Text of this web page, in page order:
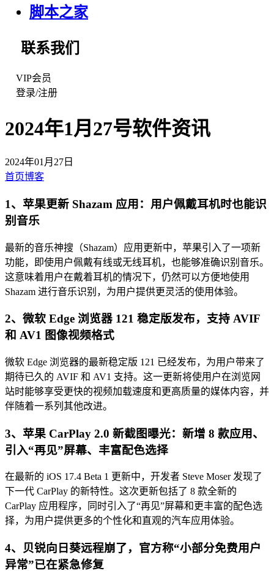
脚本之家
联系我们
VIP会员
登录/注册
2024年1月27号软件资讯
2024年01月27日
首页博客
1、苹果更新 Shazam 应用：用户佩戴耳机时也能识
别音乐
最新的音乐神搜（Shazam）应用更新中，苹果引入了一项新
功能，即使用户佩戴有线或无线耳机，也能够准确识别音乐。
这意味着用户在戴着耳机的情况下，仍然可以方便地使用
Shazam 进行音乐识别，为用户提供更灵活的使用体验。
2、微软 Edge 浏览器 121 稳定版发布，支持 AVIF
和 AV1 图像视频格式
微软 Edge 浏览器的最新稳定版 121 已经发布，为用户带来了
期待已久的 AVIF 和 AV1 支持。这一更新将使用户在浏览网
站时能够享受更快的视频加载速度和更高质量的媒体内容，并
伴随着一系列其他改进。
3、苹果 CarPlay 2.0 新截图曝光：新增 8 款应用、
引入“再见”屏幕、丰富配色选择
在最新的 iOS 17.4 Beta 1 更新中，开发者 Steve Moser 发现了
下一代 CarPlay 的新特性。这次更新包括了 8 款全新的
CarPlay 应用程序，同时引入了“再见”屏幕和更丰富的配色选
择，为用户提供更多的个性化和直观的汽车应用体验。
4、贝锐向日葵远程崩了，官方称“小部分免费用户
异常”已在紧急修复